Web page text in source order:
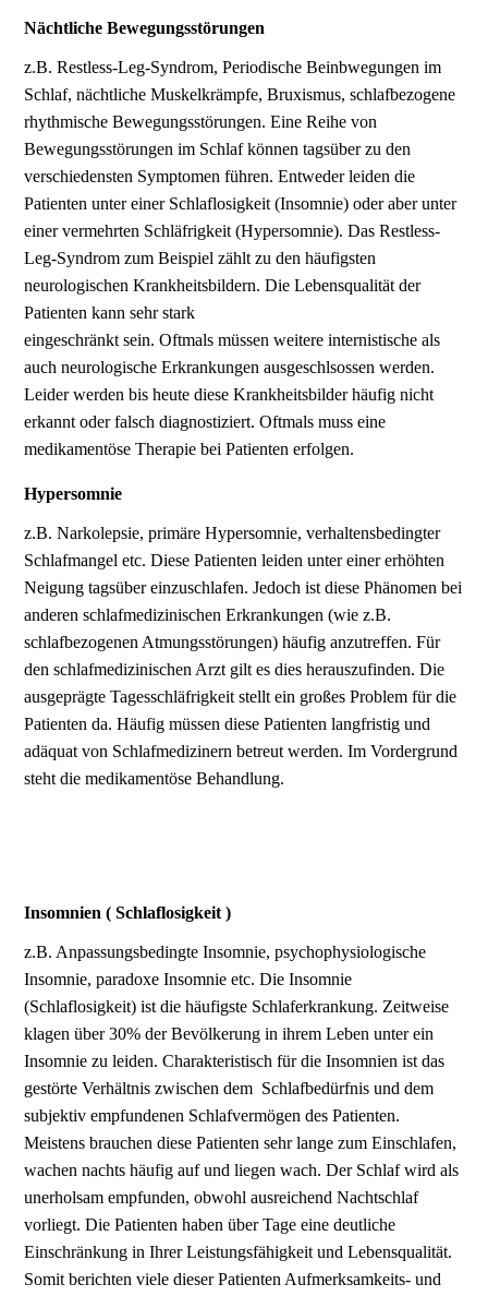
Nächtliche Bewegungsstörungen
z.B. Restless-Leg-Syndrom, Periodische Beinbwegungen im
Schlaf, nächtliche Muskelkrämpfe, Bruxismus, schlafbezogene
rhythmische Bewegungsstörungen. Eine Reihe von
Bewegungsstörungen im Schlaf können tagsüber zu den
verschiedensten Symptomen führen. Entweder leiden die
Patienten unter einer Schlaflosigkeit (Insomnie) oder aber unter
einer vermehrten Schläfrigkeit (Hypersomnie). Das Restless-
Leg-Syndrom zum Beispiel zählt zu den häufigsten
neurologischen Krankheitsbildern. Die Lebensqualität der
Patienten kann sehr stark
eingeschränkt sein. Oftmals müssen weitere internistische als
auch neurologische Erkrankungen ausgeschlsossen werden.
Leider werden bis heute diese Krankheitsbilder häufig nicht
erkannt oder falsch diagnostiziert. Oftmals muss eine
medikamentöse Therapie bei Patienten erfolgen.
Hypersomnie
z.B. Narkolepsie, primäre Hypersomnie, verhaltensbedingter
Schlafmangel etc. Diese Patienten leiden unter einer erhöhten
Neigung tagsüber einzuschlafen. Jedoch ist diese Phänomen bei
anderen schlafmedizinischen Erkrankungen (wie z.B.
schlafbezogenen Atmungsstörungen) häufig anzutreffen. Für
den schlafmedizinischen Arzt gilt es dies herauszufinden. Die
ausgeprägte Tagesschläfrigkeit stellt ein großes Problem für die
Patienten da. Häufig müssen diese Patienten langfristig und
adäquat von Schlafmedizinern betreut werden. Im Vordergrund
steht die medikamentöse Behandlung.
Insomnien ( Schlaflosigkeit )
z.B. Anpassungsbedingte Insomnie, psychophysiologische
Insomnie, paradoxe Insomnie etc. Die Insomnie
(Schlaflosigkeit) ist die häufigste Schlaferkrankung. Zeitweise
klagen über 30% der Bevölkerung in ihrem Leben unter ein
Insomnie zu leiden. Charakteristisch für die Insomnien ist das
gestörte Verhältnis zwischen dem Schlafbedürfnis und dem
subjektiv empfundenen Schlafvermögen des Patienten.
Meistens brauchen diese Patienten sehr lange zum Einschlafen,
wachen nachts häufig auf und liegen wach. Der Schlaf wird als
unerholsam empfunden, obwohl ausreichend Nachtschlaf
vorliegt. Die Patienten haben über Tage eine deutliche
Einschränkung in Ihrer Leistungsfähigkeit und Lebensqualität.
Somit berichten viele dieser Patienten Aufmerksamkeits- und